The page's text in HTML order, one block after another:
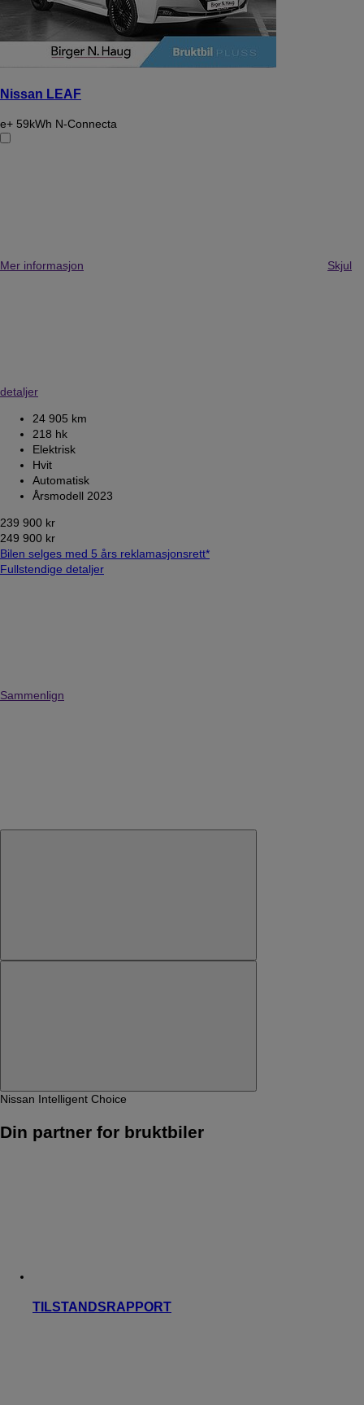
Nissan LEAF
e+ 59kWh N-Connecta
Mer informasjon Skjul
detaljer
24 905 km
218 hk
Elektrisk
Hvit
Automatisk
Årsmodell 2023
239 900 kr
249 900 kr
Bilen selges med 5 års reklamasjonsrett*
Fullstendige detaljer
Sammenlign
Nissan Intelligent Choice
Din partner for bruktbiler
TILSTANDSRAPPORT